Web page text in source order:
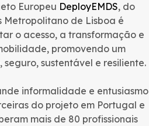
Europeu DeployEMDS, do
Metropolitano de Lisboa é
o acesso, a transformação e
promovendo um
sustentável e resiliente.
informalidade e entusiasmo
do projeto em Portugal e
mais de 80 profissionais